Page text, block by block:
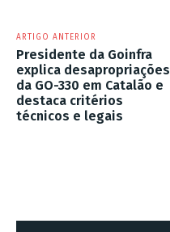
ARTIGO ANTERIOR
Presidente da Goinfra
explica desapropriações
da GO-330 em Catalão e
destaca critérios
técnicos e legais